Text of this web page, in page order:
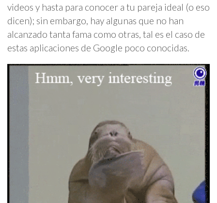
videos y hasta para conocer a tu pareja ideal (o eso
dicen); sin embargo, hay algunas que no han
alcanzado tanta fama como otras, tal es el caso de
estas aplicaciones de Google poco conocidas.